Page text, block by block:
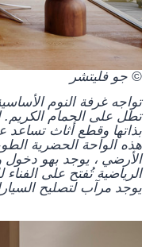
© جو فليتشر
تواجه غرفة النوم
تطل على الحمام الكريم.
بذاتها وقطع أثاث
هذه الواحة الحضرية
الأرضي ، يوجد بهو دخول
الرياضية تُفتح على
يوجد مرآب لتصليح